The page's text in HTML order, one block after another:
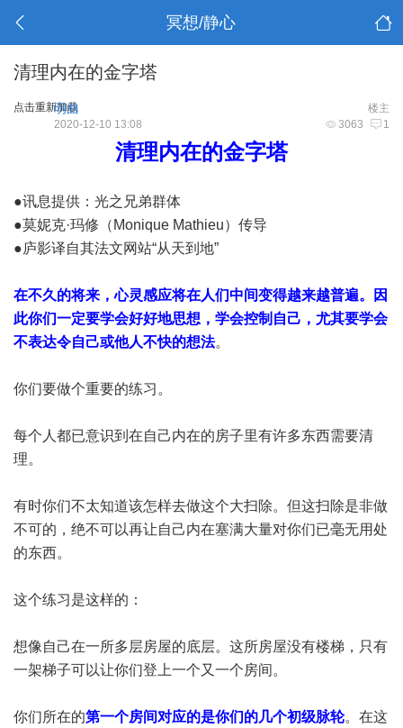
冥想/静心
清理内在的金字塔
点击重新加载 楼主
明曲
3063 1
2020-12-10 13:08
清理内在的金字塔
●讯息提供：光之兄弟群体
●莫妮克·玛修（Monique Mathieu）传导
●庐影译自其法文网站“从天到地”
在不久的将来，心灵感应将在人们中间变得越来越普遍。因
此你们一定要学会好好地思想，学会控制自己，尤其要学会
不表达令自己或他人不快的想法。
你们要做个重要的练习。
每个人都已意识到在自己内在的房子里有许多东西需要清
理。
有时你们不太知道该怎样去做这个大扫除。但这扫除是非做
不可的，绝不可以再让自己内在塞满大量对你们已毫无用处
的东西。
这个练习是这样的：
想像自己在一所多层房屋的底层。这所房屋没有楼梯，只有
一架梯子可以让你们登上一个又一个房间。
你们所在的第一个房间对应的是你们的几个初级脉轮。在这